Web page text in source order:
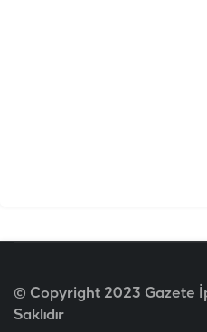
© Copyright 2023 Gazete
Saklıdır